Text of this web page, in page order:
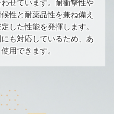
せています。耐衝撃性や
性と耐薬品性を兼ね備え
した性能を発揮します。
も対応しているため、あ
用できます。